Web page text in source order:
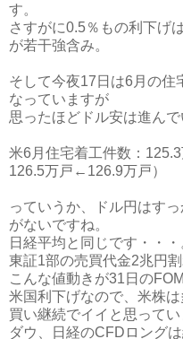
す。
さすがに0.5％もの利下げ
が若干強含み。
そして今夜17日は6月の住
なっていますが
思ったほどドル安は進んで
米6月住宅着工件数：
126.5万戸←126.9万戸）
っていうか、ドル円はす
がないですね。
日経平均と同じです・・・
東証1部の売買代金2兆円
こんな値動きが31日の
米国利下げなので、米株
買い継続でイイと思ってい
ダウ、日経のCFDロングは